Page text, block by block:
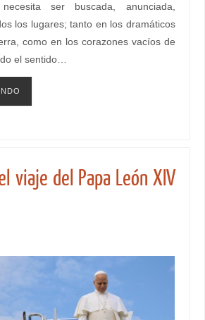
ser buscada, anunciada,
los lugares; tanto en los dramáticos
como en los corazones vacíos de
el sentido…
viaje del Papa León XIV